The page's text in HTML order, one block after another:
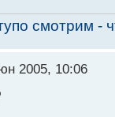
смотрим -
2005, 10:06